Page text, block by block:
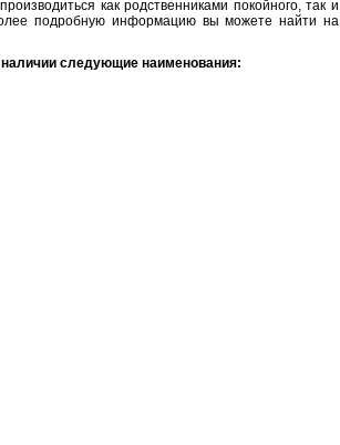
как родственниками покойного, так и
подробную информацию вы можете найти на
следующие наименования: